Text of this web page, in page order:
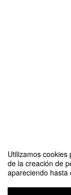
Utilizamos
de la creación de
apareciendo hasta